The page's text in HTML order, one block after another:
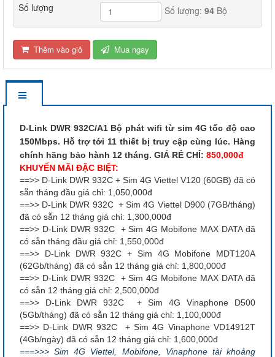
Số lượng Số lượng: 94Bộ
Thêm vào giỏ Mua ngay
D-Link DWR 932C/A1 Bộ phát wifi từ sim 4G tốc độ cao
150Mbps. Hỗ trợ tới 11 thiết bị truy cập cùng lúc. Hàng
chính hãng bảo hành 12 tháng. GIÁ RẺ CHỈ: 850,000đ
KHUYẾN MÃI ĐẶC BIỆT:
==>> D-Link DWR 932C + Sim 4G Viettel V120 (60GB) đã có
sẵn tháng đầu giá chỉ: 1,050,000đ
==>> D-Link DWR 932C + Sim 4G Viettel D900 (7GB/tháng)
đã có sẵn 12 tháng giá chỉ: 1,300,000đ
==>> D-Link DWR 932C + Sim 4G Mobifone MAX DATA đã
có sẵn tháng đầu giá chỉ: 1,550,000đ
==>> D-Link DWR 932C + Sim 4G Mobifone MDT120A
(62Gb/tháng) đã có sẵn 12 tháng giá chỉ: 1,800,000đ
==>> D-Link DWR 932C + Sim 4G Mobifone MAX DATA đã
có sẵn 12 tháng giá chỉ: 2,500,000đ
==>> D-Link DWR 932C + Sim 4G Vinaphone D500
(5Gb/tháng) đã có sẵn 12 tháng giá chỉ: 1,100,000đ
==>> D-Link DWR 932C + Sim 4G Vinaphone VD14912T
(4Gb/ngày) đã có sẵn 12 tháng giá chỉ: 1,600,000đ
===>>> Sim 4G Viettel, Mobifone, Vinaphone tài khoảng